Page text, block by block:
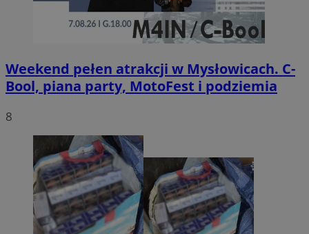
Weekend pełen atrakcji w Mysłowicach. C-
Bool, piana party, MotoFest i podziemia
8